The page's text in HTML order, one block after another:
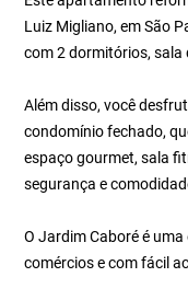
Luiz Migliano, em São
com 2 dormitórios, sala
Além disso, você
condomínio fechado,
espaço gourmet, sala
segurança e
O Jardim Caboré é
comércios e com fácil